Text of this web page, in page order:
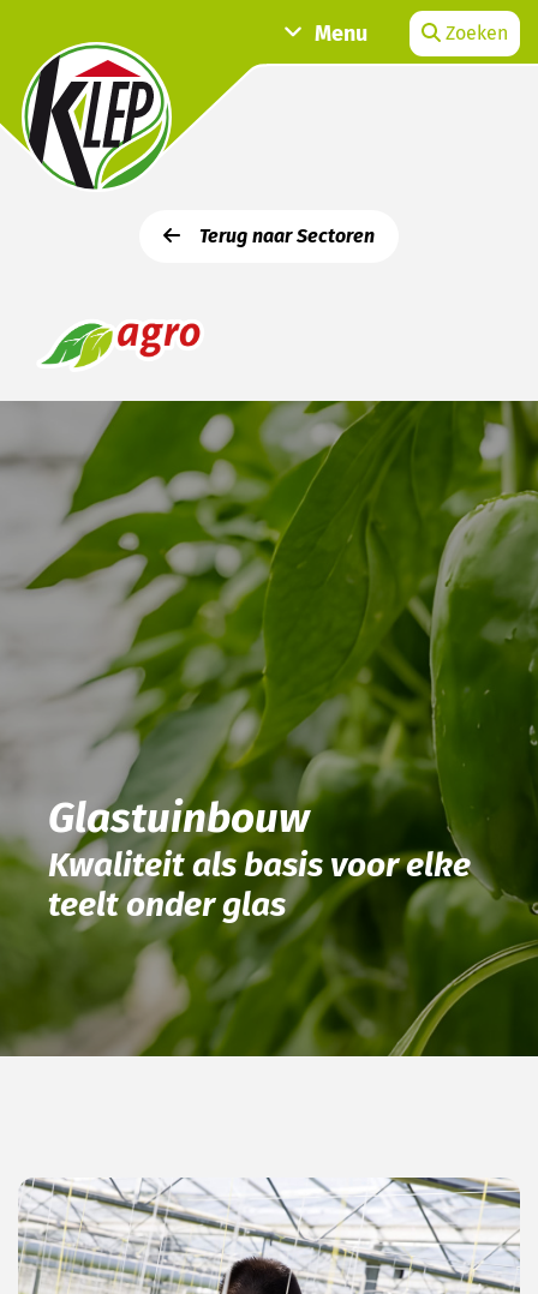
Menu Zoeken
Terug naar Sectoren
Glastuinbouw
Kwaliteit als basis voor elke
teelt onder glas